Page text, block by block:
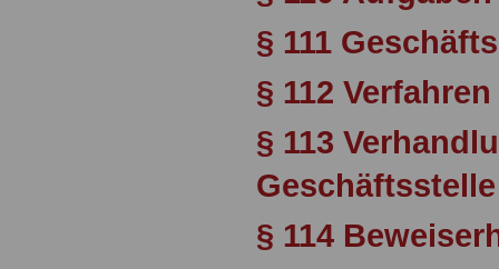
§ 111
§ 112 Verfahren
§ 113
Geschäftsstelle
§ 114